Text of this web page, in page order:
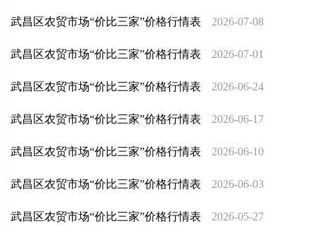
武昌区农贸市场“价比三家”价格行情表 2026-07-08
武昌区农贸市场“价比三家”价格行情表 2026-07-01
武昌区农贸市场“价比三家”价格行情表 2026-06-24
武昌区农贸市场“价比三家”价格行情表 2026-06-17
武昌区农贸市场“价比三家”价格行情表 2026-06-10
武昌区农贸市场“价比三家”价格行情表 2026-06-03
武昌区农贸市场“价比三家”价格行情表 2026-05-27